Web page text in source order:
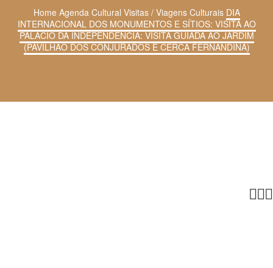
Home Agenda Cultural Visitas / Viagens Culturais DIA
INTERNACIONAL DOS MONUMENTOS E SÍTIOS: VISITA AO
PALÁCIO DA INDEPENDÊNCIA: VISITA GUIADA AO JARDIM
(PAVILHÃO DOS CONJURADOS E CERCA FERNANDINA)
